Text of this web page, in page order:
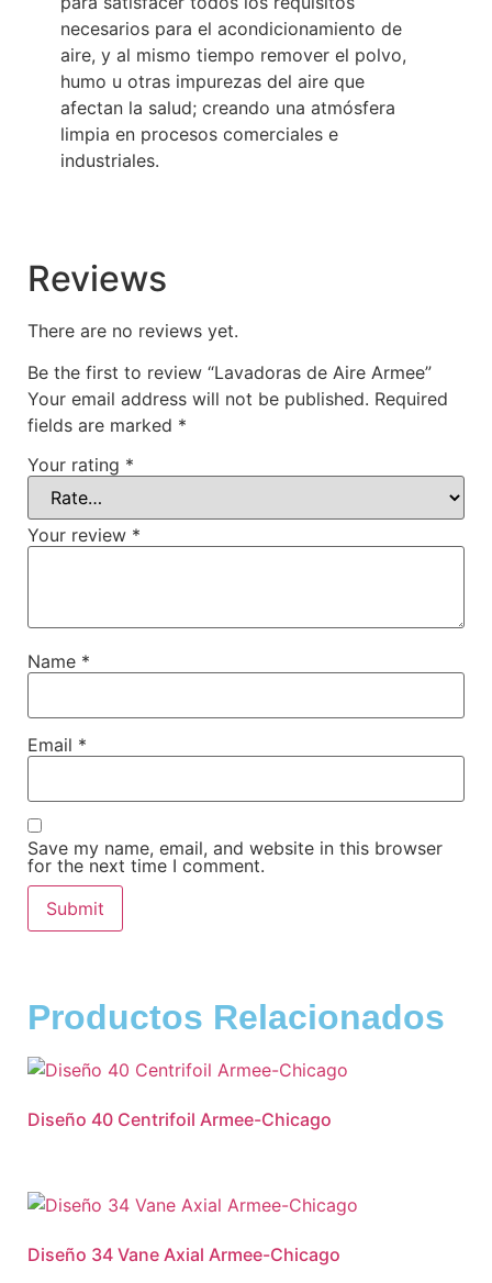
necesarios para el acondicionamiento de
aire, y al mismo tiempo remover el polvo,
humo u otras impurezas del aire que
afectan la salud; creando una atmósfera
limpia en procesos comerciales e
industriales.
Reviews
There are no reviews yet.
Be the first to review “Lavadoras de Aire Armee”
Your email address will not be published. Required
fields are marked *
Your rating *
Your review *
Name *
Email *
Save my name, email, and website in this browser
for the next time I comment.
Productos Relacionados
Diseño 40 Centrifoil Armee-Chicago
Diseño 34 Vane Axial Armee-Chicago